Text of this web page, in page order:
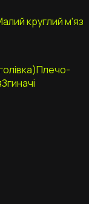
круглий м'яз
Плечо-
Згиначі